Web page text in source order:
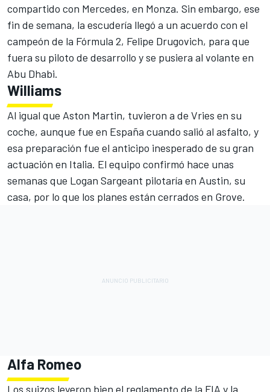
compartido con Mercedes, en Monza. Sin embargo, ese
fin de semana, la escudería llegó a un acuerdo con el
campeón de la Fórmula 2, Felipe Drugovich, para que
fuera su piloto de desarrollo y se pusiera al volante en
Abu Dhabi.
Williams
Al igual que Aston Martin, tuvieron a de Vries en su
coche, aunque fue en España cuando salió al asfalto, y
esa preparación fue el anticipo inesperado de su gran
actuación en Italia. El equipo confirmó hace unas
semanas que Logan Sargeant pilotaría en Austin, su
casa, por lo que los planes están cerrados en Grove.
Alfa Romeo
Los suizos leyeron bien el reglamento de la FIA y la